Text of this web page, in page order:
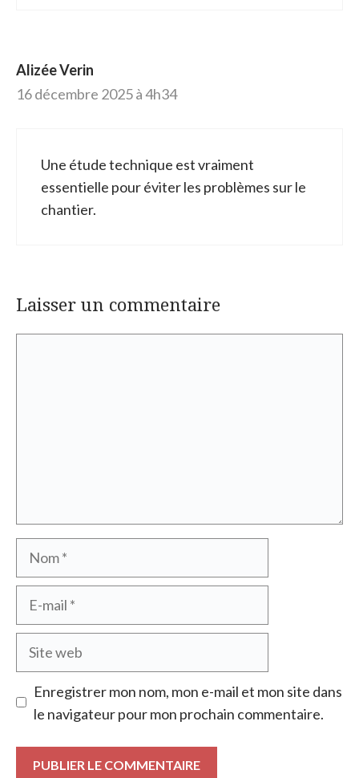
Alizée Verin
16 décembre 2025 à 4h34
Une étude technique est vraiment
essentielle pour éviter les problèmes sur le
chantier.
Laisser un commentaire
Nom
Site
Enregistrer mon nom, mon e-mail et mon site dans
le navigateur pour mon prochain commentaire.